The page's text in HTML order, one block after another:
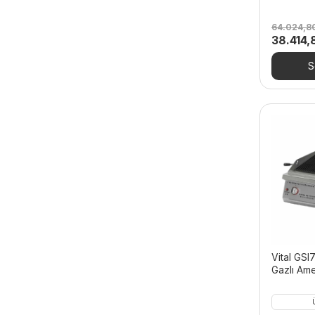
Orijinal
fiyat:
Vital
Gazlı